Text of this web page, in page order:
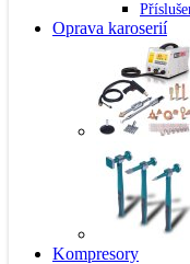
Oprava karoserií
Kompresory